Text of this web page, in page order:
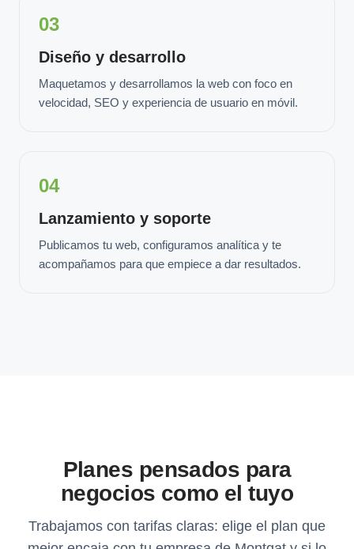
03
Diseño y desarrollo
Maquetamos y desarrollamos la web con foco en
velocidad, SEO y experiencia de usuario en móvil.
04
Lanzamiento y soporte
Publicamos tu web, configuramos analítica y te
acompañamos para que empiece a dar resultados.
Planes pensados para
negocios como el tuyo
Trabajamos con tarifas claras: elige el plan que